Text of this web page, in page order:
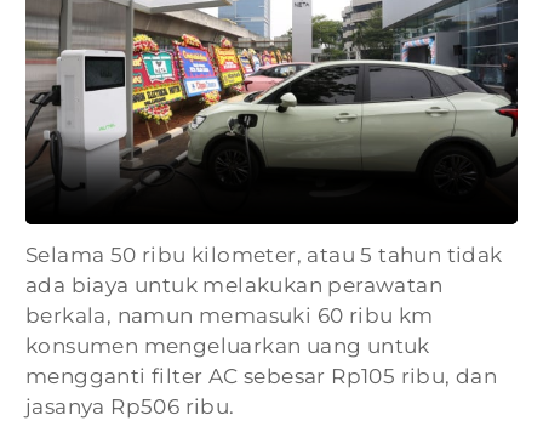
Selama 50 ribu kilometer, atau 5 tahun tidak
ada biaya untuk melakukan perawatan
berkala, namun memasuki 60 ribu km
konsumen mengeluarkan uang untuk
mengganti filter AC sebesar Rp105 ribu, dan
jasanya Rp506 ribu.